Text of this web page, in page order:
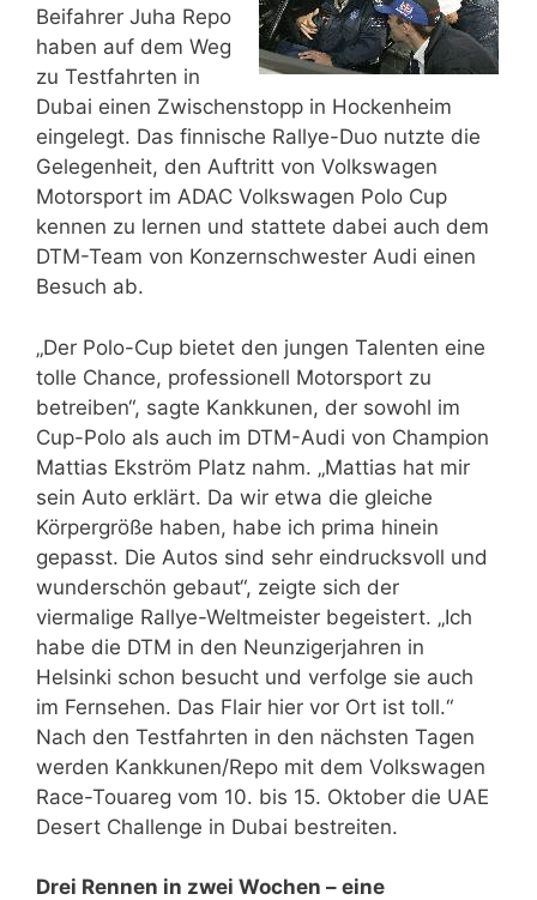
Beifahrer Juha Repo
haben auf dem Weg
zu Testfahrten in
Dubai einen Zwischenstopp in Hockenheim
eingelegt. Das finnische Rallye-Duo nutzte die
Gelegenheit, den Auftritt von Volkswagen
Motorsport im ADAC Volkswagen Polo Cup
kennen zu lernen und stattete dabei auch dem
DTM-Team von Konzernschwester Audi einen
Besuch ab.
„Der Polo-Cup bietet den jungen Talenten eine
tolle Chance, professionell Motorsport zu
betreiben“, sagte Kankkunen, der sowohl im
Cup-Polo als auch im DTM-Audi von Champion
Mattias Ekström Platz nahm. „Mattias hat mir
sein Auto erklärt. Da wir etwa die gleiche
Körpergröße haben, habe ich prima hinein
gepasst. Die Autos sind sehr eindrucksvoll und
wunderschön gebaut“, zeigte sich der
viermalige Rallye-Weltmeister begeistert. „Ich
habe die DTM in den Neunzigerjahren in
Helsinki schon besucht und verfolge sie auch
im Fernsehen. Das Flair hier vor Ort ist toll.“
Nach den Testfahrten in den nächsten Tagen
werden Kankkunen/Repo mit dem Volkswagen
Race-Touareg vom 10. bis 15. Oktober die UAE
Desert Challenge in Dubai bestreiten.
Drei Rennen in zwei Wochen – eine